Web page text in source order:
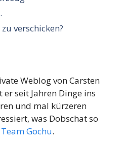
verschicken?
Weblog von Carsten
seit Jahren Dinge ins
und mal kürzeren
was Dobschat so
Team Gochu.